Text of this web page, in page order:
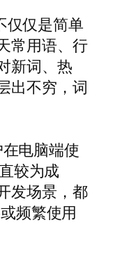
仅仅是简单
常用语、行
新词、热
出不穷，词
电脑端使
较为成
发场景，都
频繁使用